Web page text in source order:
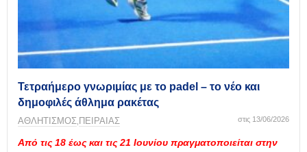
Τετραήμερο γνωριμίας με το padel – το νέο και
δημοφιλές άθλημα ρακέτας
ΑΘΛΗΤΙΣΜΟΣ ΠΕΙΡΑΙΑΣ στις 13/06/2026
Από τις 18 έως και τις 21 Ιουνίου πραγματοποιείται στην